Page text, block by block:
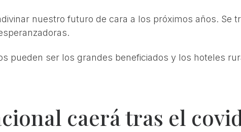
nuestro futuro de cara a los próximos años. Se
pueden ser los grandes beneficiados y los hoteles
caerá tras el